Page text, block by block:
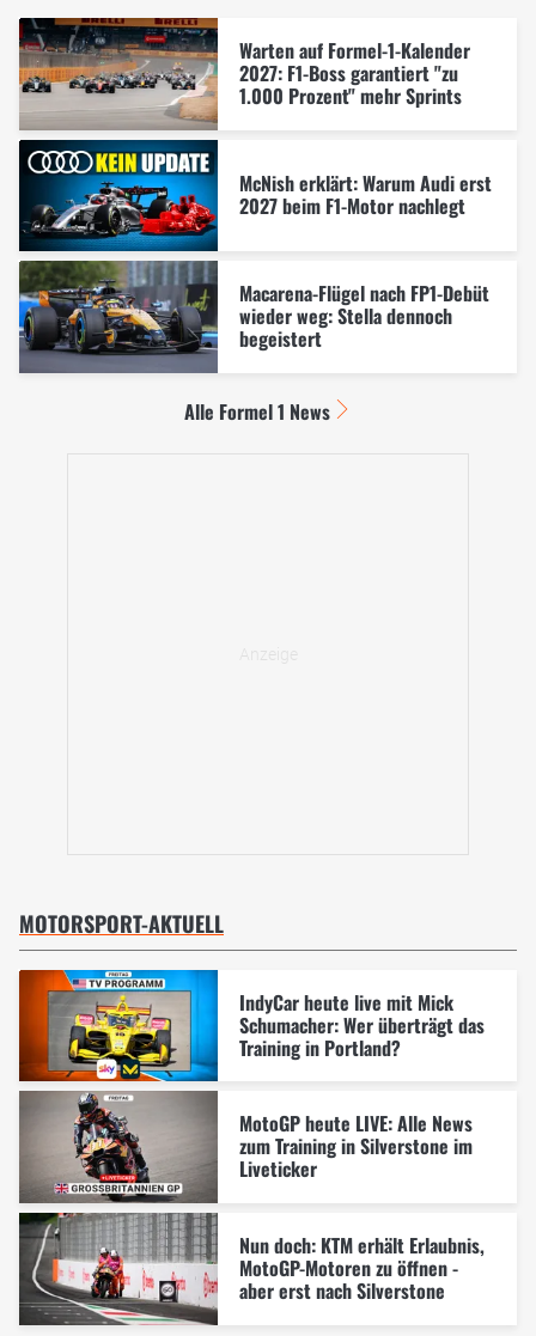
Warten auf Formel-1-Kalender
2027: F1-Boss garantiert "zu
1.000 Prozent" mehr Sprints
McNish erklärt: Warum Audi erst
2027 beim F1-Motor nachlegt
Macarena-Flügel nach FP1-Debüt
wieder weg: Stella dennoch
begeistert
Alle Formel 1 News
MOTORSPORT-AKTUELL
IndyCar heute live mit Mick
Schumacher: Wer überträgt das
Training in Portland?
MotoGP heute LIVE: Alle News
zum Training in Silverstone im
Liveticker
Nun doch: KTM erhält Erlaubnis,
MotoGP-Motoren zu öffnen -
aber erst nach Silverstone